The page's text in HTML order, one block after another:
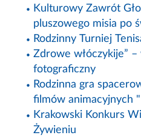
Kulturowy Zawrót
pluszowego misia po
Rodzinny Turniej
Zdrowe włóczykije”
fotograficzny
Rodzinna gra
filmów animacyjnych
Krakowski Konkurs
Żywieniu